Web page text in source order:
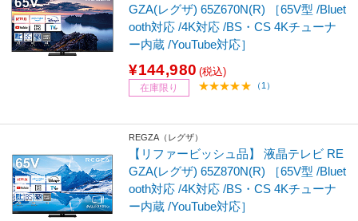
GZA(レグザ) 65Z670N(R) ［65V型 /Bluet
ooth対応 /4K対応 /BS・CS 4Kチューナ
ー内蔵 /YouTube対応］
¥144,980 (税込)
在庫限り （1）
REGZA（レグザ）
【リファービッシュ品】 液晶テレビ RE
GZA(レグザ) 65Z870N(R) ［65V型 /Bluet
ooth対応 /4K対応 /BS・CS 4Kチューナ
ー内蔵 /YouTube対応］